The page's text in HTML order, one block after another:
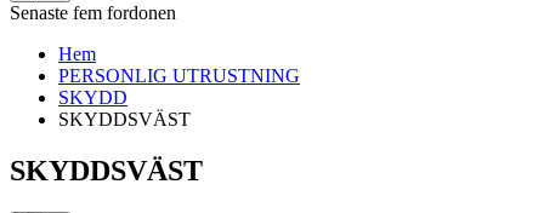
Senaste fem fordonen
Hem
PERSONLIG UTRUSTNING
SKYDD
SKYDDSVÄST
SKYDDSVÄST